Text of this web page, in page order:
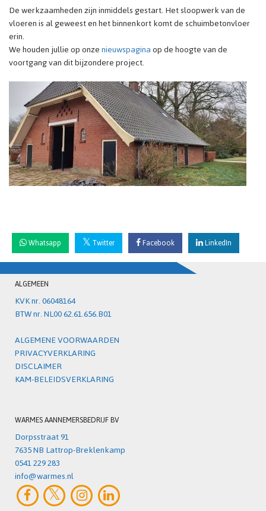
De werkzaamheden zijn inmiddels gestart. Het sloopwerk van de
vloeren is al geweest en het binnenkort komt de schuimbetonvloer
erin.
We houden jullie op onzenieuwspaginaop de hoogte van de
voortgang van dit bijzondere project.
Whatsapp Twitter Facebook LinkedIn
ALGEMEEN
KVK nr. 06048164
BTW nr. NL00 62.61.656.B01
ALGEMENE VOORWAARDEN
PRIVACYVERKLARING
DISCLAIMER
KAM-BELEIDSVERKLARING
WARMES AANNEMERSBEDRIJF BV
Dorpsstraat 91
7635 NB Lattrop-Breklenkamp
0541 229 283
info@warmes.nl